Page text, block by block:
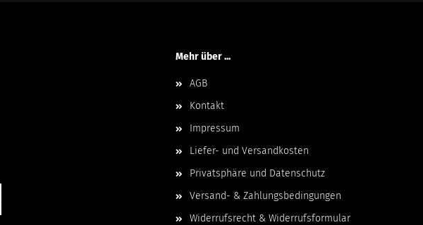
Mehr über ...
AGB
Kontakt
Impressum
Liefer- und Versandkosten
Privatsphäre und Datenschutz
Versand- & Zahlungsbedingungen
Widerrufsrecht & Widerrufsformular